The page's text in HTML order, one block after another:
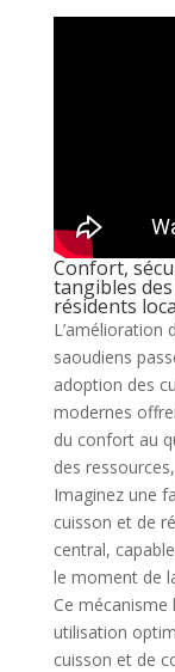
Confort,
tangibles
résidents
L’amélioration
saoudiens
adoption des
modernes
du confort au
des
Imaginez une
cuisson et de
central,
le moment de
Ce
utilisation
cuisson et de